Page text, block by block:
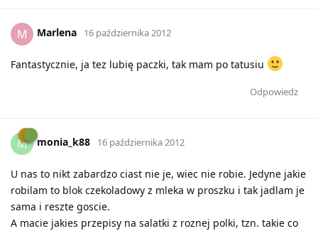
M Marlena 16 października 2012
Fantastycznie, ja tez lubię paczki, tak mam po tatusiu
Odpowiedz
M monia_k88 16 października 2012
U nas to nikt zabardzo ciast nie je, wiec nie robie. Jedyne jakie
robilam to blok czekoladowy z mleka w proszku i tak jadlam je
sama i reszte goscie.
A macie jakies przepisy na salatki z roznej polki, tzn. takie co